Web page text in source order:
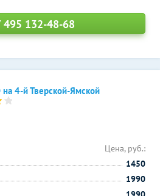
495 132-48-68
4-й Тверской-Ямской
Цена, руб.:
1450
1990